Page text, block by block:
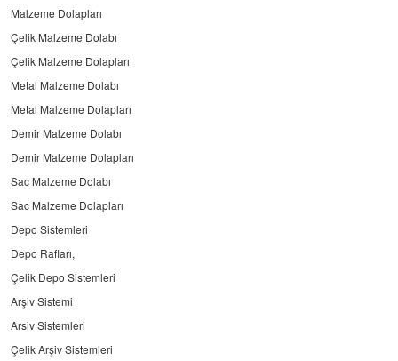
Malzeme Dolapları
Çelik Malzeme Dolabı
Çelik Malzeme Dolapları
Metal Malzeme Dolabı
Metal Malzeme Dolapları
Demir Malzeme Dolabı
Demir Malzeme Dolapları
Sac Malzeme Dolabı
Sac Malzeme Dolapları
Depo Sistemleri
Depo Rafları,
Çelik Depo Sistemleri
Arşiv Sistemi
Arsiv Sistemleri
Çelik Arşiv Sistemleri